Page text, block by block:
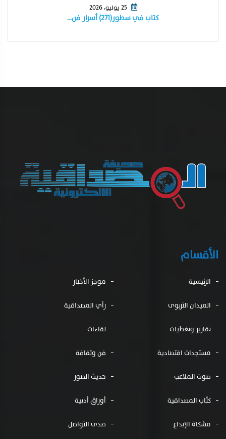
كتاب في سطور(٢٧١) أسرار فن…
الأقسام
الرئيسية موجز الأخبار
الميدان التربوى رأي المصداقية
تقارير وتغطيات لقاءات
مستجدات اقتصادية فن وثقافة
صوت الملاعب حديث الصور
كتّاب المصداقية أوراق أدبية
مشكاة الإبداع صدى التواصل